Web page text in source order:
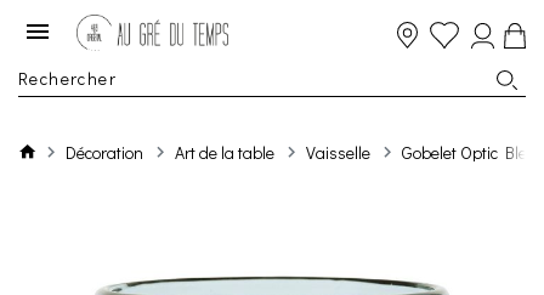
Décoration Art de la table Vaisselle Gobelet Optic Bleu